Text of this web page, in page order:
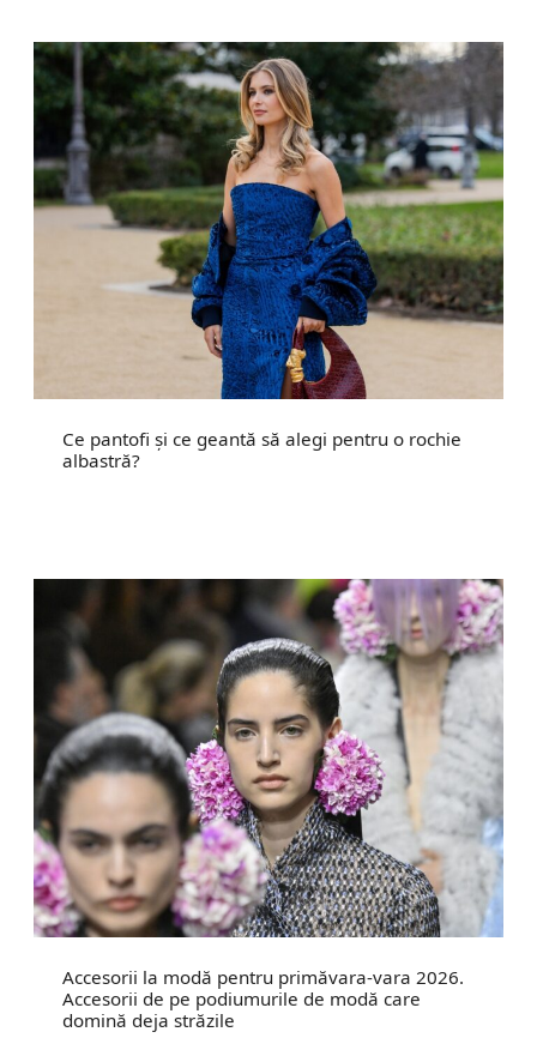
Ce pantofi și ce geantă să alegi pentru o rochie
albastră?
Accesorii la modă pentru primăvara-vara 2026.
Accesorii de pe podiumurile de modă care
domină deja străzile